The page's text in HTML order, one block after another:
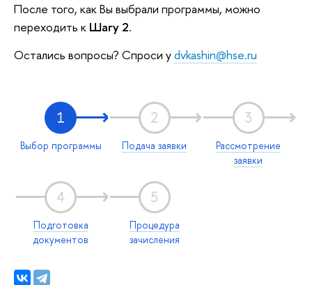
После того, как Вы выбрали программы, можно
переходить к Шагу 2.
Остались вопросы? Спроси уdvkashin@hse.ru
1
Выбор программы
2
Подача заявки
3
Рассмотрение
заявки
4
Подготовка
документов
5
Процедура
зачисления